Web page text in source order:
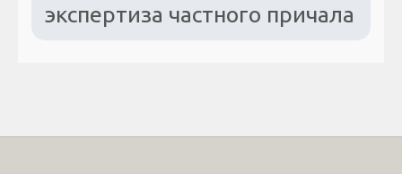
экспертиза частного причала